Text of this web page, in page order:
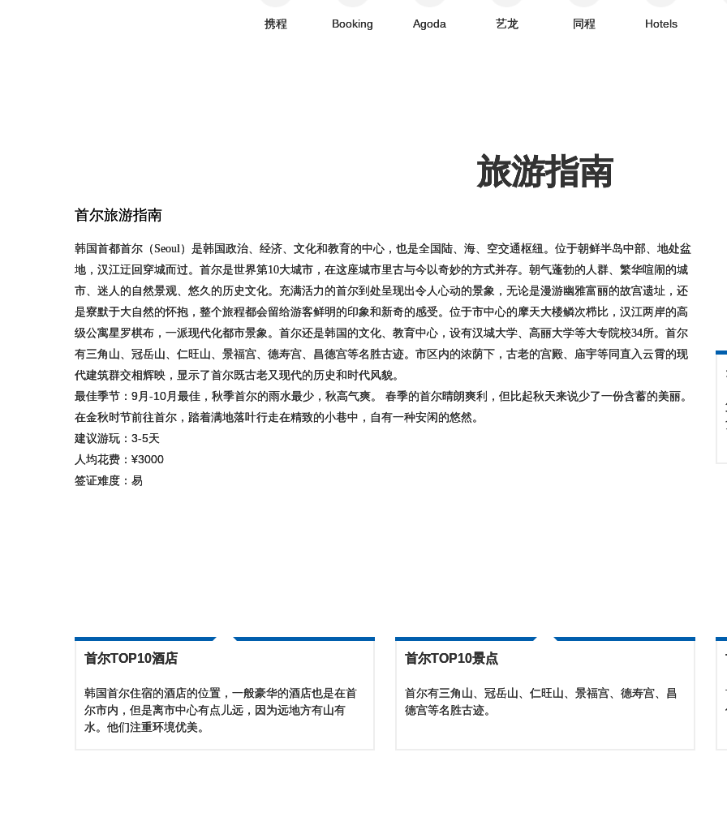
携程 Booking Agoda 艺龙 同程 Hotels
旅游指南
首尔旅游指南
韩国首都首尔（Seoul）是韩国政治、经济、文化和教育的中心，也是全国陆、海、空交通枢纽。位于朝鲜半岛中部、地处盆
地，汉江迂回穿城而过。首尔是世界第10大城市，在这座城市里古与今以奇妙的方式并存。朝气蓬勃的人群、繁华喧闹的城
市、迷人的自然景观、悠久的历史文化。充满活力的首尔到处呈现出令人心动的景象，无论是漫游幽雅富丽的故宫遗址，还
是寮默于大自然的怀抱，整个旅程都会留给游客鲜明的印象和新奇的感受。位于市中心的摩天大楼鳞次栉比，汉江两岸的高
级公寓星罗棋布，一派现代化都市景象。首尔还是韩国的文化、教育中心，设有汉城大学、高丽大学等大专院校34所。首尔
有三角山、冠岳山、仁旺山、景福宫、德寿宫、昌德宫等名胜古迹。市区内的浓荫下，古老的宫殿、庙宇等同直入云霄的现
代建筑群交相辉映，显示了首尔既古老又现代的历史和时代风貌。
最佳季节：9月-10月最佳，秋季首尔的雨水最少，秋高气爽。 春季的首尔晴朗爽利，但比起秋天来说少了一份含蓄的美丽。
在金秋时节前往首尔，踏着满地落叶行走在精致的小巷中，自有一种安闲的悠然。
建议游玩：3-5天
人均花费：¥3000
签证难度：易
首尔TOP10酒店
韩国首尔住宿的酒店的位置，一般豪华的酒店也是在首
尔市内，但是离市中心有点儿远，因为远地方有山有
水。他们注重环境优美。
首尔TOP10景点
首尔有三角山、冠岳山、仁旺山、景福宫、德寿宫、昌
德宫等名胜古迹。